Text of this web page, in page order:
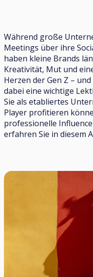
Während große
Meetings über ihre
haben kleine Brands
Kreativität, Mut und
Herzen der Gen Z –
dabei eine wichtige
Sie als etabliertes
Player profitieren
professionelle
erfahren Sie in diesem